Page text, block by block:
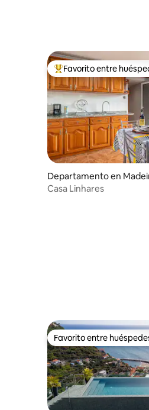
De los mejores en
Favorito entre
Departamento en
Casa Linhares
Favorito entre
Favorito entre